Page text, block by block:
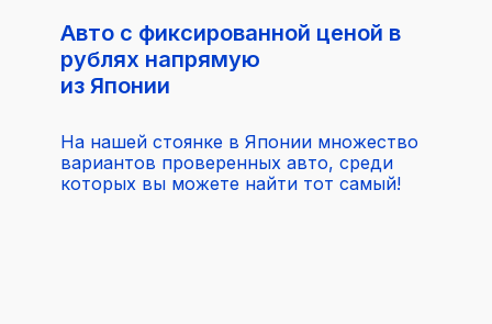
Авто с фиксированной ценой в
рублях напрямую
из Японии
На нашей стоянке в Японии множество
вариантов проверенных авто, среди
которых вы можете найти тот самый!